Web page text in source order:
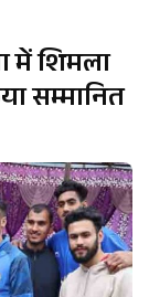
में शिमला
सम्मानित